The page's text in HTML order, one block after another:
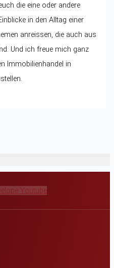
die eine oder andere
in den Alltag einer
anreissen, die auch aus
Und ich freue mich ganz
Immobilienhandel in
Youtube